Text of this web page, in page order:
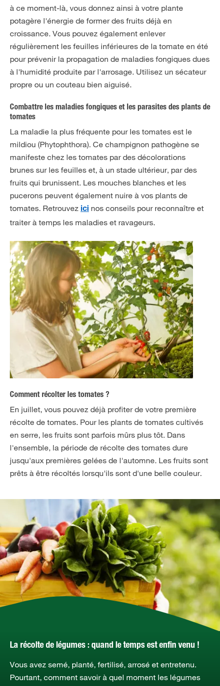
à ce moment-là, vous donnez ainsi à votre plante
potagère l'énergie de former des fruits déjà en
croissance. Vous pouvez également enlever
régulièrement les feuilles inférieures de la tomate en été
pour prévenir la propagation de maladies fongiques dues
à l'humidité produite par l'arrosage. Utilisez un sécateur
propre ou un couteau bien aiguisé.
Combattre les maladies fongiques et les parasites des plants de
tomates
La maladie la plus fréquente pour les tomates est le
mildiou (Phytophthora). Ce champignon pathogène se
manifeste chez les tomates par des décolorations
brunes sur les feuilles et, à un stade ultérieur, par des
fruits qui brunissent. Les mouches blanches et les
pucerons peuvent également nuire à vos plants de
tomates. Retrouvez ici nos conseils pour reconnaître et
traiter à temps les maladies et ravageurs.
Comment récolter les tomates ?
En juillet, vous pouvez déjà profiter de votre première
récolte de tomates. Pour les plants de tomates cultivés
en serre, les fruits sont parfois mûrs plus tôt. Dans
l'ensemble, la période de récolte des tomates dure
jusqu'aux premières gelées de l'automne. Les fruits sont
prêts à être récoltés lorsqu'ils sont d'une belle couleur.
La récolte de légumes : quand le temps est enfin venu !
Vous avez semé, planté, fertilisé, arrosé et entretenu.
Pourtant, comment savoir à quel moment les légumes